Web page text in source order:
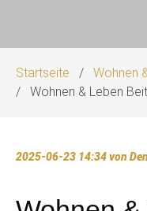
Startseite
Wohnen
Wohnen & Leben
2025-06-23 14:34von